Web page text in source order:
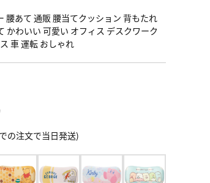
腰あて 通販 腰当てクッション 背もたれ
かわいい 可愛い オフィス デスクワーク
車 運転 おしゃれ
の注文で当日発送)